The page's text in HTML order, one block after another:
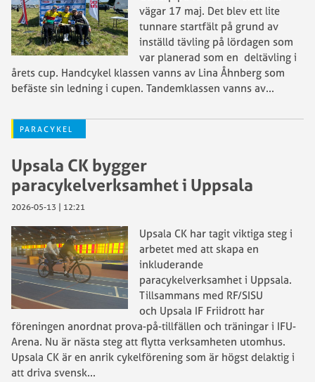
vägar 17 maj. Det blev ett lite
tunnare startfält på grund av
inställd tävling på lördagen som
var planerad som en deltävling i
årets cup. Handcykel klassen vanns av Lina Åhnberg som
befäste sin ledning i cupen. Tandemklassen vanns av...
PARACYKEL
Upsala CK bygger
paracykelverksamhet i Uppsala
2026-05-13 | 12:21
Upsala CK har tagit viktiga steg i
arbetet med att skapa en
inkluderande
paracykelverksamhet i Uppsala.
Tillsammans med RF/SISU
och Upsala IF Friidrott har
föreningen anordnat prova-på-tillfällen och träningar i IFU-
Arena. Nu är nästa steg att flytta verksamheten utomhus.
Upsala CK är en anrik cykelförening som är högst delaktig i
att driva svensk...